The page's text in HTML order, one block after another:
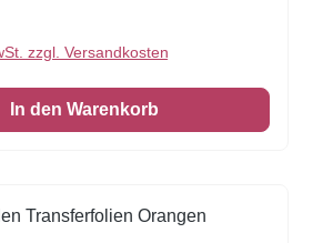
streichen Sie die
die Transferfolie, eventuell mit
und lassen Sie diese fest
zum Schluss vorsichtig
zzgl. Versandkosten
In den Warenkorb